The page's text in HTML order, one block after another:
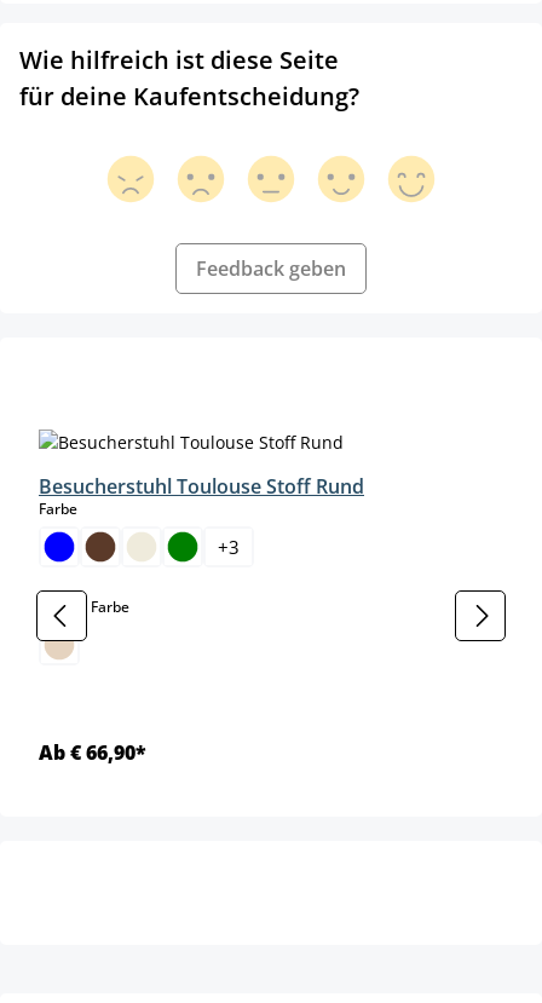
Wie hilfreich ist diese Seite
für deine Kaufentscheidung?
Feedback geben
Besucherstuhl Toulouse Stoff Rund
Farbeauswählen
+3
Gestell Farbeauswählen
Ab € 66,90*